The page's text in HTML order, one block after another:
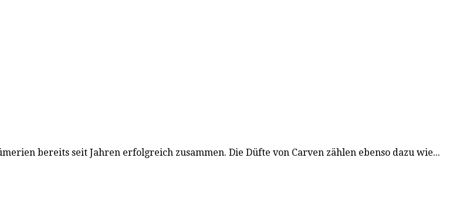
bereits seit Jah­ren erfolgreich zusammen. Die Düfte von Carven zählen ebenso dazu wie...